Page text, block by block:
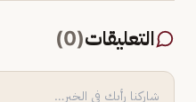
التعليقات(
0
)